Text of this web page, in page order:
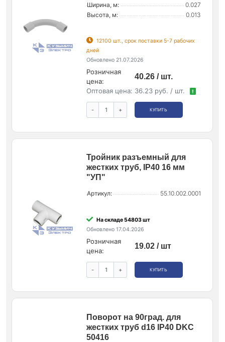
Ширина, м:
0.027
Высота, м:
0.013
12100 шт., срок поставки 5-7 рабочих
дней
Обновлено 21.07.2026
Розничная
цена:
40.26 / шт.
Оптовая цена: 36.23 руб. / шт. !
- + КУПИТЬ
Тройник разъемный для
жестких труб, IP40 16 мм
"УП"
Артикул: 55.10.002.0001
На складе 54803 шт
Обновлено 17.04.2026
Розничная
цена:
19.02 / шт
- + КУПИТЬ
Поворот на 90град. для
жестких труб d16 IP40 DKC
50416